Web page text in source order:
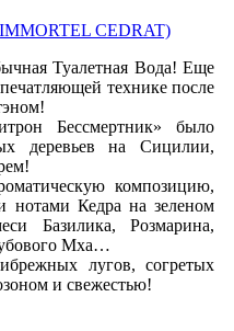
Туалетная Вода! Еще
технике после
Бессмертник» было
деревьев на Сицилии,
композицию,
нотами Кедра на зеленом
Базилика, Розмарина,
Мха…
лугов, согретых
и свежестью!